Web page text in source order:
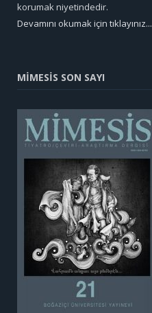
korumak niyetindedir.
Devamını okumak için tıklayınız...
MİMESİS SON SAYI